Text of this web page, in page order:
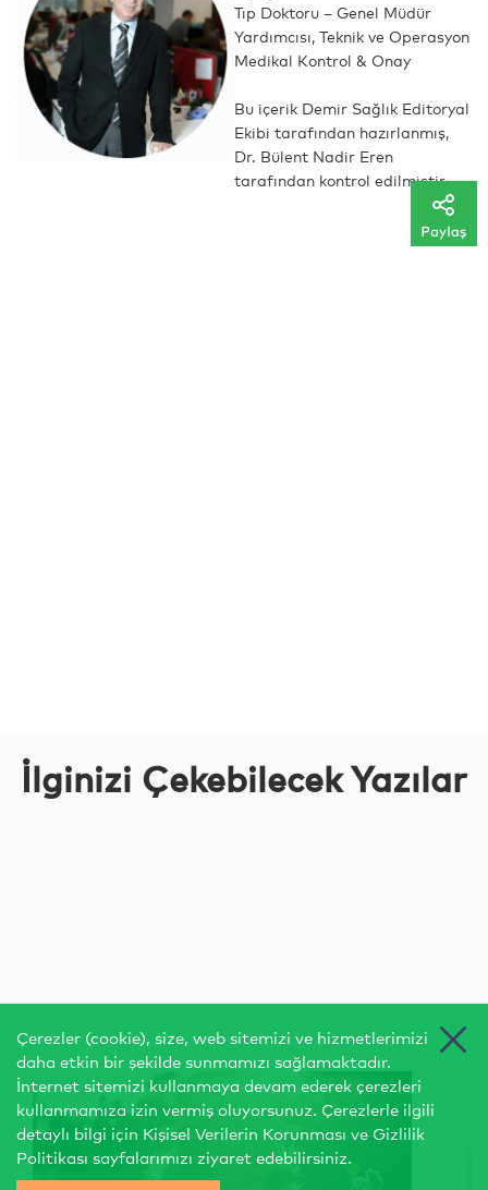
Tıp Doktoru – Genel Müdür
Yardımcısı, Teknik ve Operasyon
Medikal Kontrol & Onay
Bu içerik Demir Sağlık Editoryal
Ekibi tarafından hazırlanmış,
Dr. Bülent Nadir Eren
tarafından kontrol edilmiştir.
İlginizi Çekebilecek Yazılar
Çerezler (cookie), size, web sitemizi ve hizmetlerimizi
daha etkin bir şekilde sunmamızı sağlamaktadır.
İnternet sitemizi kullanmaya devam ederek çerezleri
kullanmamıza izin vermiş oluyorsunuz. Çerezlerle ilgili
detaylı bilgi için Kişisel Verilerin Korunması ve Gizlilik
Politikası sayfalarımızı ziyaret edebilirsiniz.